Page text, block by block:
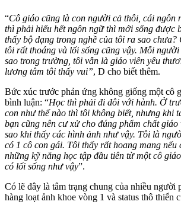
“Cô giáo cũng là con người cả thôi, cái ngôn
thì phải hiểu hết ngôn ngữ thì mới sống được
thấy bộ dạng trong nghề của tôi ra sao chưa?
tôi rất thoáng và lối sống cũng vậy. Mỗi
sao trong trường, tôi vẫn là giáo viên yêu
lương tâm tôi thấy vui”, D cho biết thêm.
Bức xúc trước phản ứng không giống một cô
bình luận: “Học thì phải đi đôi với hành. Ở
con như thế nào thì tôi không biết, nhưng khi
bạn cũng nên cư xử cho đúng phẩm chất
sao khi thấy các hình ảnh như vậy. Tôi là
có 1 cô con gái. Tôi thấy rất hoang mang nếu
những kỹ năng học tập đầu tiên từ một cô
có lối sống như vậy”.
Có lẽ đây là tâm trạng chung của nhiều người
hàng loạt ảnh khoe vòng 1 và status thô thiển